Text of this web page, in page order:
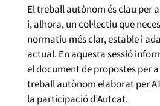
El treball autònom és clau per
i, alhora, un col·lectiu que
normatiu més clar, estable i
actual. En aquesta sessió
el document de propostes per
treball autònom elaborat per
la participació d’Autcat.